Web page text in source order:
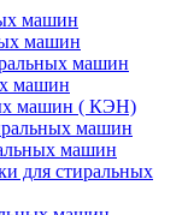
машин
машин
машин
машин
машин ( КЭН)
машин
машин
для стиральных